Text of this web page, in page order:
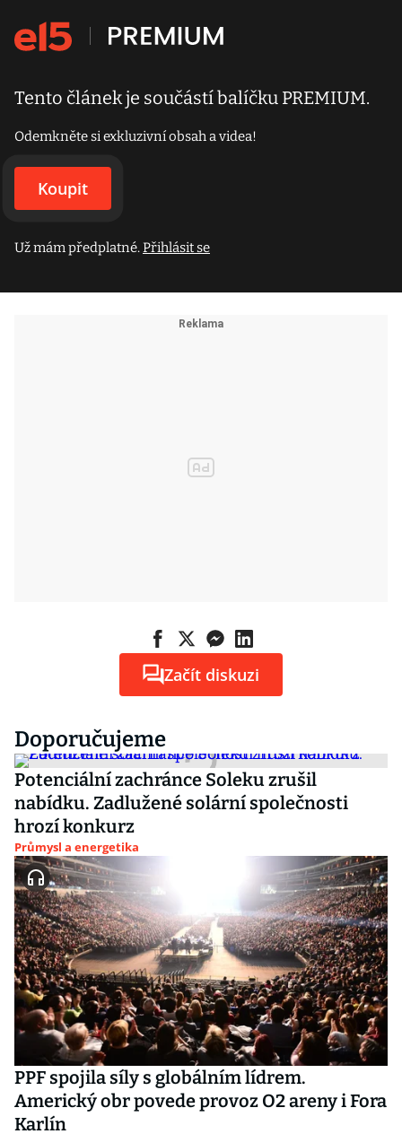
Tento článek je součástí balíčku PREMIUM.
Odemkněte si exkluzivní obsah a videa!
Koupit
Už mám předplatné.Přihlásit se
Začít diskuzi
Doporučujeme
Potenciální zachránce Soleku zrušil
nabídku. Zadlužené solární společnosti
hrozí konkurz
Průmysl a energetika
PPF spojila síly s globálním lídrem.
Americký obr povede provoz O2 areny i Fora
Karlín